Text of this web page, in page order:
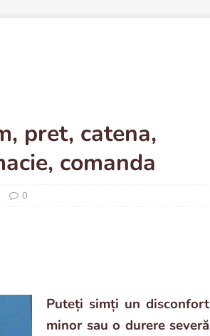
pret, catena,
comanda
0
Puteți simți un disconfort
minor sau o durere severă